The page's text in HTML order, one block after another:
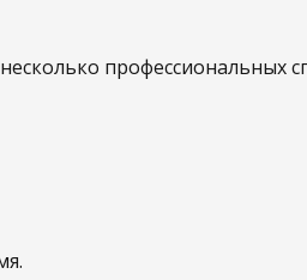
профессиональных